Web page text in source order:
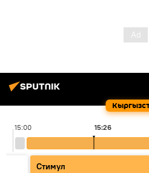
15:00 15:26
Стимул